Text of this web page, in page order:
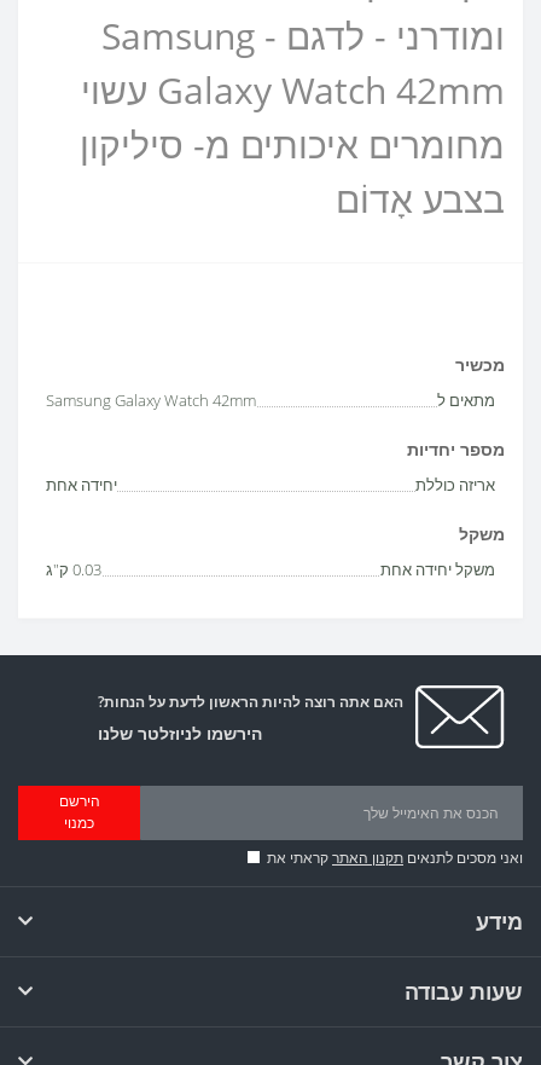
ומודרני - לדגם - Samsung
Galaxy Watch 42mm עשוי
מחומרים איכותים מ- סיליקון
בצבע אָדוֹם
מכשיר
מתאים ל Samsung Galaxy Watch 42mm
מספר יחדיות
אריזה כוללת יחידה אחת
משקל
משקל יחידה אחת 0.03 ק"ג
האם אתה רוצה להיות הראשון לדעת על הנחות?
הירשמו לניוזלטר שלנו
הירשם
כמנוי
ואני מסכים לתנאים תקנון האתרקראתי את
מידע
שעות עבודה